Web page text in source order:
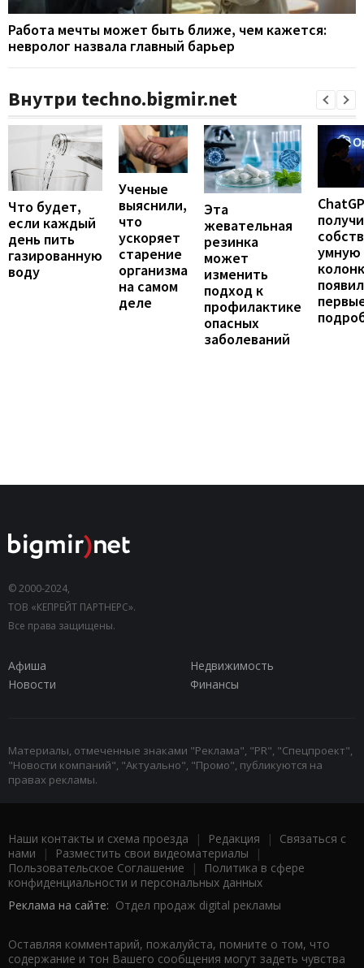
Работа мечты может быть ближе, чем кажется:
невролог назвала главный барьер
Внутри techno.bigmir.net
Что будет,
если каждый
день пить
газированную
воду
Ученые
выяснили,
что
ускоряет
старение
организма
на самом
деле
Эта
жевательная
резинка
может
изменить
подход к
профилактике
опасных
заболеваний
умную
© 2000-2024,
ТОВ «КЕПРЕЙТ ПАРТНЕРС».
Все права защищены.
Афиша
Недвижимость
Новости
Финансы
Материалы, отмеченные знаками "Реклама", "PR", "Спецпроект",
"Новости компаний", "Актуально", "Промо", публикуются на
правах рекламы.
Наши контакты и схема проезда | Редакция | Связаться с
нами | Разместить свои видеоматериалы |
Пользовательское Соглашение |
Политика в сфере
конфиденциальности и персональных данных
Реклама на сайте: Отдел продаж digital рекламы
Оставляя комментарий, пожалуйста, помните о том, что
содержание и тон Вашего сообщения могут задеть чувства